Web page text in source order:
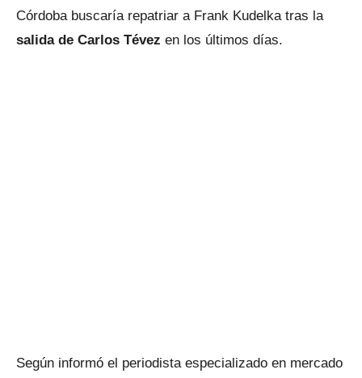
Córdoba buscaría repatriar a Frank Kudelka tras la
salida de Carlos Tévez en los últimos días.
Según informó el periodista especializado en mercado